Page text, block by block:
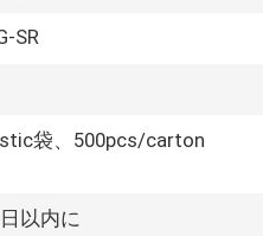
SR
袋、500pcs/carton
以内に